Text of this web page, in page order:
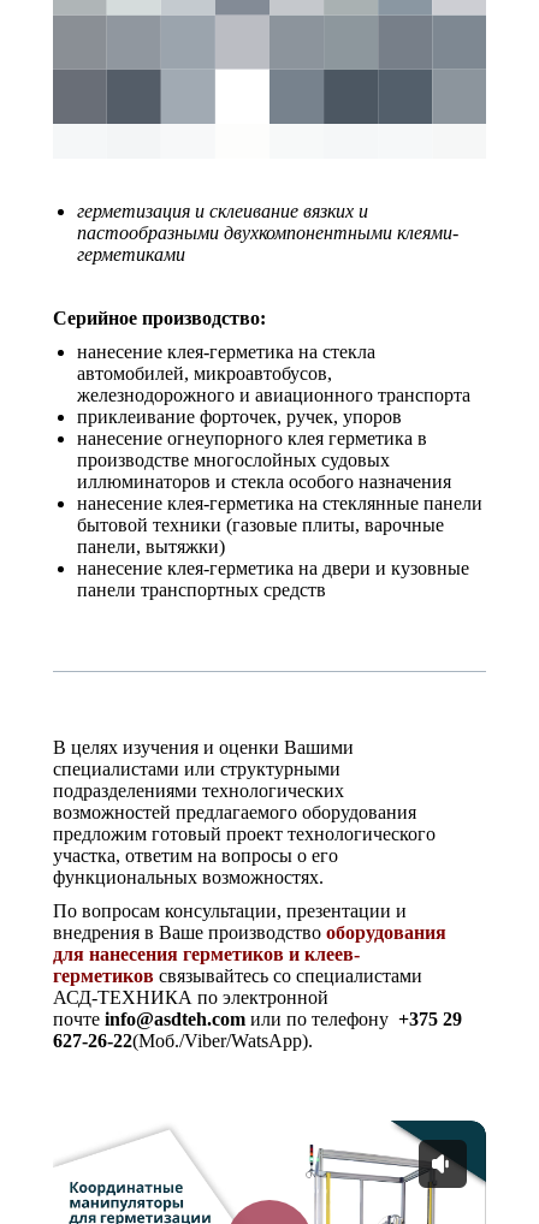
герметизация и склеивание вязких и
пастообразными двухкомпонентными клеями-
герметиками
Серийное производство:
нанесение клея-герметика на стекла
автомобилей, микроавтобусов,
железнодорожного и авиационного транспорта
приклеивание форточек, ручек, упоров
нанесение огнеупорного клея герметика в
производстве многослойных судовых
иллюминаторов и стекла особого назначения
нанесение клея-герметика на стеклянные панели
бытовой техники (газовые плиты, варочные
панели, вытяжки)
нанесение клея-герметика на двери и кузовные
панели транспортных средств
В целях изучения и оценки Вашими
специалистами или структурными
подразделениями технологических
возможностей предлагаемого оборудования
предложим готовый проект технологического
участка, ответим на вопросы о его
функциональных возможностях.
По вопросам консультации, презентации и
внедрения в Ваше производство оборудования
для нанесения герметиков и клеев-
герметиков связывайтесь со специалистами
АСД-ТЕХНИКА по электронной
почте info@asdteh.com или по телефону +375 29
627-26-22(Моб./Viber/WatsApp).